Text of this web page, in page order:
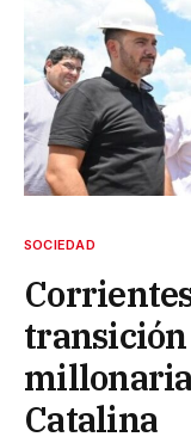
SOCIEDAD
Catalina